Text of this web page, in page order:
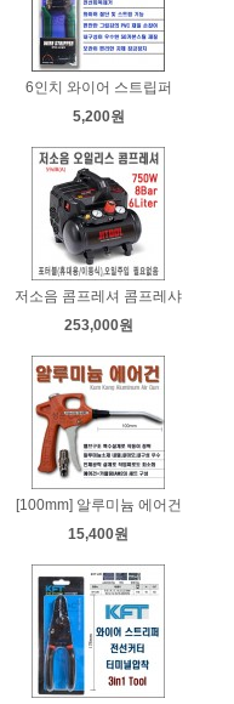
6인치 와이어 스트립퍼
5,200원
저소음 콤프레셔 콤프레샤
253,000원
[100mm] 알루미늄 에어건
15,400원